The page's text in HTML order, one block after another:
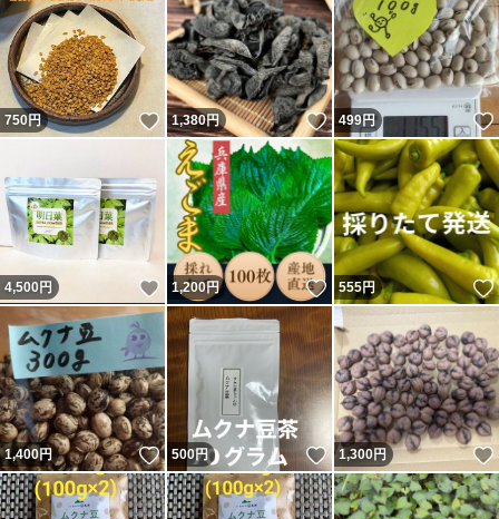
750円 いいね！
1,380円 いいね！
499円
4,500円 いいね！
1,200円 いいね！
555円
1,400円 いいね！
500円 いいね！
1,300円